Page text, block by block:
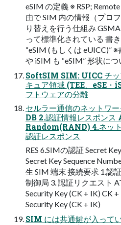
eSIM の定義 ※ RSP;
由で SIM 内の情報（プロ
り替えを行う仕組み
って標準化されている 書
“eSIM (もしくは eUICC)”
や iSIM も “eSIM” 形状につ
SoftSIM SIM: UICC チ
キュア領域 (TEE、eSE・
フトウェアの分離
セルラー通信のネットワ
DB 2.認証情報レスポン
Random(RAND) 4.ネッ
認証レスポンス
RES 6.SIMの認証 Secret
Secret Key Sequence
生 SIM 端末 接続要求 1.認
制御局 3. 認証リクエスト
Security Key (CK + IK) CK +
Security Key (CK + IK)
SIM には共通鍵が入って